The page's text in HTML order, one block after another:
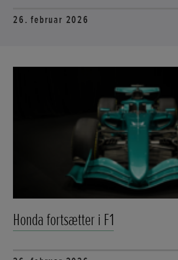
26. februar 2026
Honda fortsætter i F1